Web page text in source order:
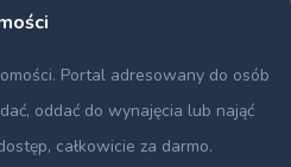
. Portal adresowany do osób
oddać do wynajęcia lub nająć
całkowicie za darmo.